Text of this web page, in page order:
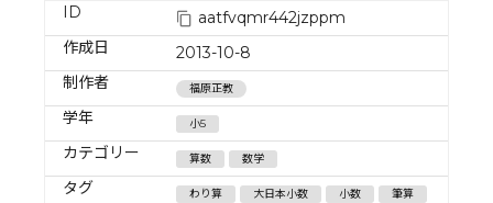
ID
aatfvqmr442jzppm
作成日
2013-10-8
制作者
福原正教
学年 小5
カテゴリー 算数 数学
タグ わり算 大日本小数 小数 筆算